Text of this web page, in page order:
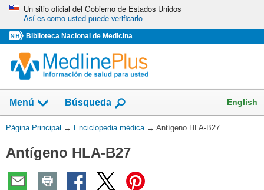
Omita
vaya
al
Contenido
Un sitio oficial del Gobierno de Estados Unidos
Así es como usted puede verificarlo
Biblioteca Nacional de Medicina
Menú Búsqueda English
Usted
aquí:
Página Principal → Enciclopedia médica → Antígeno HLA-B27
Antígeno HLA-B27